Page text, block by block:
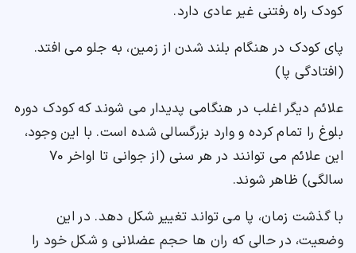
کودک راه رفتنی غیر عادی دارد.
پای کودک در هنگام بلند شدن از زمین، به جلو می افتد.
(افتادگی پا)
علائم دیگر اغلب در هنگامی پدیدار می شوند که کودک دوره
بلوغ را تمام کرده و وارد بزرگسالی شده است. با این وجود،
این علائم می توانند در هر سنی (از جوانی تا اواخر 70
سالگی) ظاهر شوند.
با گذشت زمان، پا می تواند تغییر شکل دهد. در این
وضعیت، در حالی که ران ها حجم عضلانی و شکل خود را